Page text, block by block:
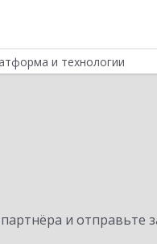
и технологии
и отправьте